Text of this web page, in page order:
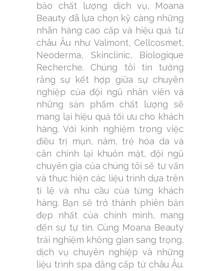
bảo chất lượng dịch vụ, Moana
Beauty đã lựa chọn kỹ càng những
nhãn hàng cao cấp và hiệu quả từ
châu Âu như Valmont, Cellcosmet,
Neoderma, Skinclinic, Biologique
Recherche. Chúng tôi tin tưởng
rằng sự kết hợp giữa sự chuyên
nghiệp của đội ngũ nhân viên và
những sản phẩm chất lượng sẽ
mang lại hiệu quả tối ưu cho khách
hàng. Với kinh nghiệm trong việc
điều trị mụn, nám, trẻ hóa da và
cân chỉnh lại khuôn mặt, đội ngũ
chuyên gia của chúng tôi sẽ tư vấn
và thực hiện các liệu trình dựa trên
tỉ lệ và nhu cầu của từng khách
hàng. Bạn sẽ trở thành phiên bản
đẹp nhất của chính mình, mang
đến sự tự tin. Cùng Moana Beauty
trải nghiệm không gian sang trọng,
dịch vụ chuyên nghiệp và những
liệu trình spa đẳng cấp từ châu Âu.